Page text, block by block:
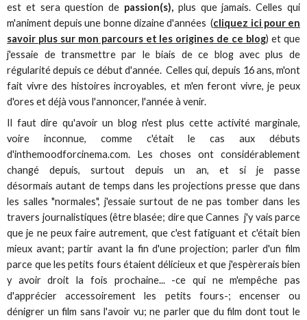
est et sera question de passion(s), plus que jamais. Celles qui
m'animent depuis une bonne dizaine d'années (cliquez ici pour en
savoir plus sur mon parcours et les origines de ce blog) et que
j'essaie de transmettre par le biais de ce blog avec plus de
régularité depuis ce début d'année. Celles qui, depuis 16 ans, m'ont
fait vivre des histoires incroyables, et m'en feront vivre, je peux
d'ores et déjà vous l'annoncer, l'année à venir.
Il faut dire qu'avoir un blog n'est plus cette activité marginale,
voire inconnue, comme c'était le cas aux débuts
d'inthemoodforcinema.com. Les choses ont considérablement
changé depuis, surtout depuis un an, et si je passe
désormais autant de temps dans les projections presse que dans
les salles "normales", j'essaie surtout de ne pas tomber dans les
travers journalistiques (être blasée; dire que Cannes j'y vais parce
que je ne peux faire autrement, que c'est fatiguant et c'était bien
mieux avant; partir avant la fin d'une projection; parler d'un film
parce que les petits fours étaient délicieux et que j'espèrerais bien
y avoir droit la fois prochaine... -ce qui ne m'empêche pas
d'apprécier accessoirement les petits fours-; encenser ou
dénigrer un film sans l'avoir vu; ne parler que du film dont tout le